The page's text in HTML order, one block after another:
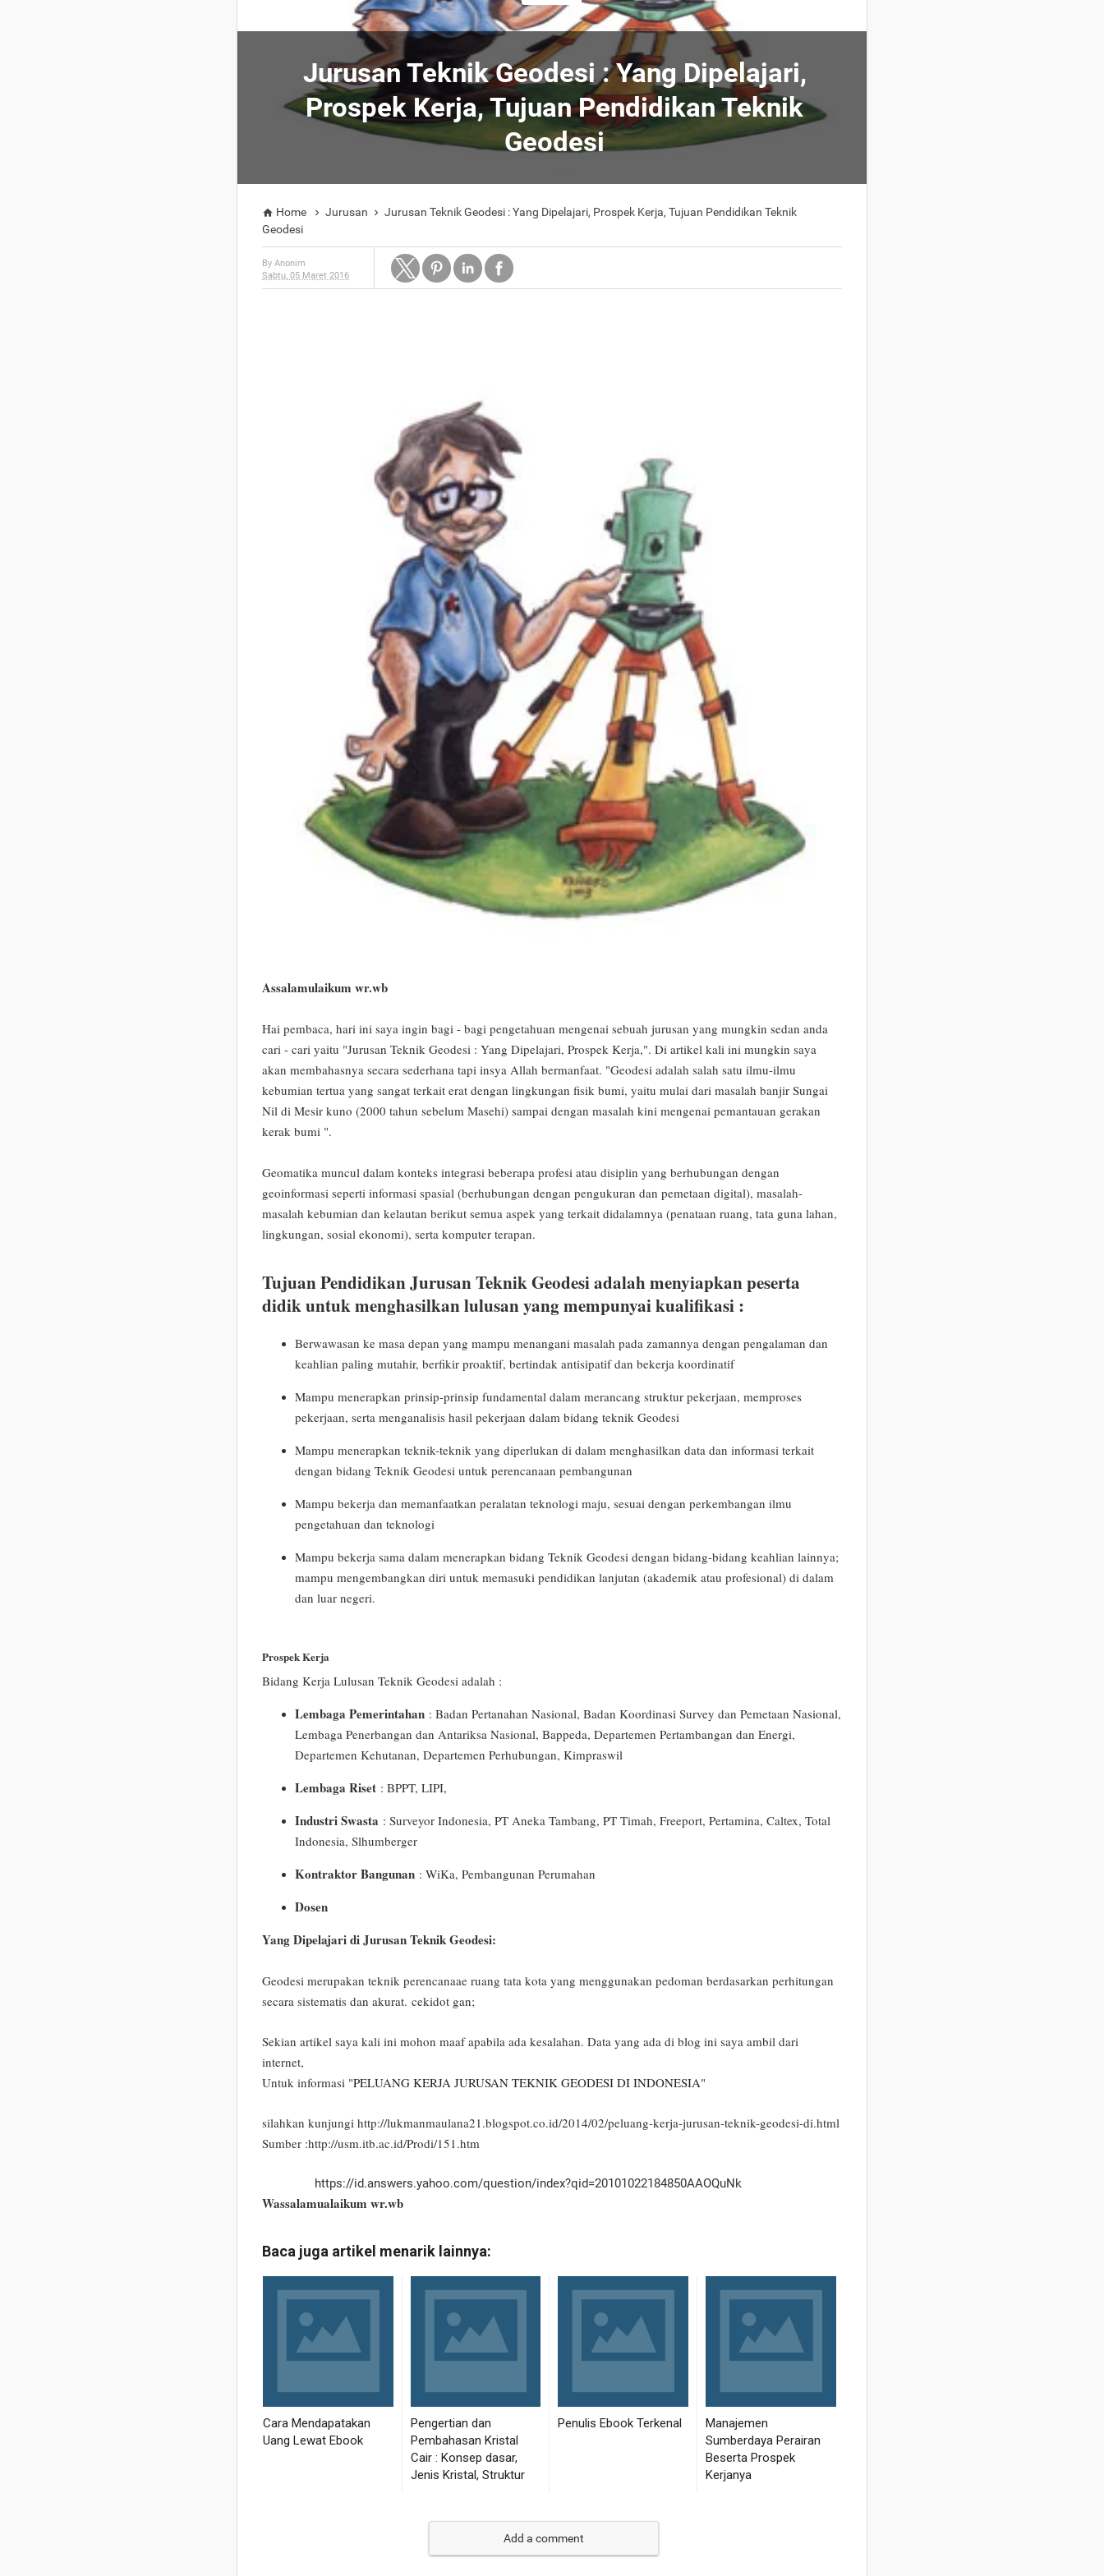
Jurusan Teknik Geodesi : Yang Dipelajari,
Prospek Kerja, Tujuan Pendidikan Teknik
Geodesi
 Home  Jurusan  Jurusan Teknik Geodesi : Yang Dipelajari, Prospek Kerja, Tujuan Pendidikan Teknik
Geodesi
By Anonim
Sabtu, 05 Maret 2016
Assalamulaikum wr.wb
Hai pembaca, hari ini saya ingin bagi - bagi pengetahuan mengenai sebuah jurusan yang mungkin sedan anda
cari - cari yaitu "Jurusan Teknik Geodesi : Yang Dipelajari, Prospek Kerja,". Di artikel kali ini mungkin saya
akan membahasnya secara sederhana tapi insya Allah bermanfaat. "Geodesi adalah salah satu ilmu-ilmu
kebumian tertua yang sangat terkait erat dengan lingkungan fisik bumi, yaitu mulai dari masalah banjir Sungai
Nil di Mesir kuno (2000 tahun sebelum Masehi) sampai dengan masalah kini mengenai pemantauan gerakan
kerak bumi ".
Geomatika muncul dalam konteks integrasi beberapa profesi atau disiplin yang berhubungan dengan
geoinformasi seperti informasi spasial (berhubungan dengan pengukuran dan pemetaan digital), masalah-
masalah kebumian dan kelautan berikut semua aspek yang terkait didalamnya (penataan ruang, tata guna lahan,
lingkungan, sosial ekonomi), serta komputer terapan.
Tujuan Pendidikan Jurusan Teknik Geodesi adalah menyiapkan peserta
didik untuk menghasilkan lulusan yang mempunyai kualifikasi :
Berwawasan ke masa depan yang mampu menangani masalah pada zamannya dengan pengalaman dan
keahlian paling mutahir, berfikir proaktif, bertindak antisipatif dan bekerja koordinatif
Mampu menerapkan prinsip-prinsip fundamental dalam merancang struktur pekerjaan, memproses
pekerjaan, serta menganalisis hasil pekerjaan dalam bidang teknik Geodesi
Mampu menerapkan teknik-teknik yang diperlukan di dalam menghasilkan data dan informasi terkait
dengan bidang Teknik Geodesi untuk perencanaan pembangunan
Mampu bekerja dan memanfaatkan peralatan teknologi maju, sesuai dengan perkembangan ilmu
pengetahuan dan teknologi
Mampu bekerja sama dalam menerapkan bidang Teknik Geodesi dengan bidang-bidang keahlian lainnya;
mampu mengembangkan diri untuk memasuki pendidikan lanjutan (akademik atau profesional) di dalam
dan luar negeri.
Prospek Kerja
Bidang Kerja Lulusan Teknik Geodesi adalah :
Lembaga Pemerintahan : Badan Pertanahan Nasional, Badan Koordinasi Survey dan Pemetaan Nasional,
Lembaga Penerbangan dan Antariksa Nasional, Bappeda, Departemen Pertambangan dan Energi,
Departemen Kehutanan, Departemen Perhubungan, Kimpraswil
Lembaga Riset : BPPT, LIPI,
Industri Swasta : Surveyor Indonesia, PT Aneka Tambang, PT Timah, Freeport, Pertamina, Caltex, Total
Indonesia, Slhumberger
Kontraktor Bangunan : WiKa, Pembangunan Perumahan
Dosen
Yang Dipelajari di Jurusan Teknik Geodesi:
Geodesi merupakan teknik perencanaae ruang tata kota yang menggunakan pedoman berdasarkan perhitungan
secara sistematis dan akurat. cekidot gan;
Sekian artikel saya kali ini mohon maaf apabila ada kesalahan. Data yang ada di blog ini saya ambil dari
internet,
Untuk informasi "PELUANG KERJA JURUSAN TEKNIK GEODESI DI INDONESIA"
silahkan kunjungi http://lukmanmaulana21.blogspot.co.id/2014/02/peluang-kerja-jurusan-teknik-geodesi-di.html
Sumber :http://usm.itb.ac.id/Prodi/151.htm
https://id.answers.yahoo.com/question/index?qid=20101022184850AAOQuNk
Wassalamualaikum wr.wb
Add a comment